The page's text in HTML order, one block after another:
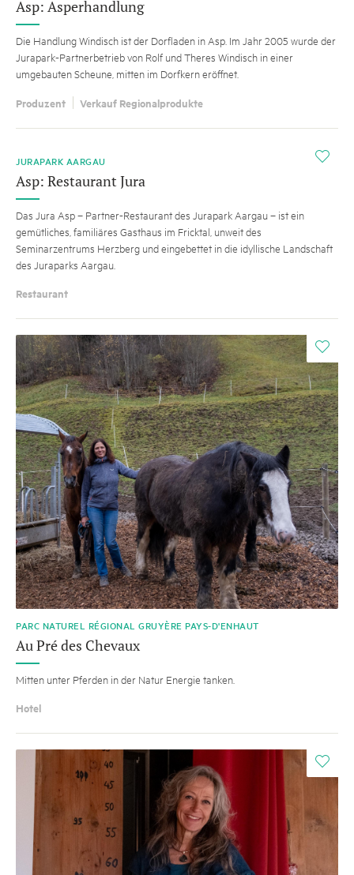
Asp: Asperhandlung
Die Handlung Windisch ist der Dorfladen in Asp. Im Jahr 2005 wurde der
Jurapark-Partnerbetrieb von Rolf und Theres Windisch in einer
umgebauten Scheune, mitten im Dorfkern eröffnet.
Produzent Verkauf Regionalprodukte
i
JURAPARK AARGAU
Asp: Restaurant Jura
Das Jura Asp – Partner-Restaurant des Jurapark Aargau – ist ein
gemütliches, familiäres Gasthaus im Fricktal, unweit des
Seminarzentrums Herzberg und eingebettet in die idyllische Landschaft
des Juraparks Aargau.
Restaurant
i
PARC NATUREL RÉGIONAL GRUYÈRE PAYS-D'ENHAUT
Au Pré des Chevaux
Mitten unter Pferden in der Natur Energie tanken.
Hotel
i